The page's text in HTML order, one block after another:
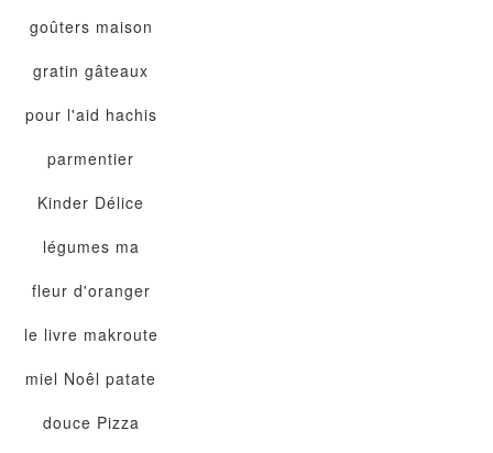
goûters maison
gratin gâteaux
pour l'aid hachis
parmentier
Kinder Délice
légumes ma
fleur d'oranger
le livre makroute
miel Noêl patate
douce Pizza